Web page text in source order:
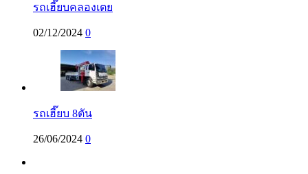
รถเฮี๊ยบคลองเตย
02/12/2024 0
รถเฮี๊ยบ 8ตัน
26/06/2024 0